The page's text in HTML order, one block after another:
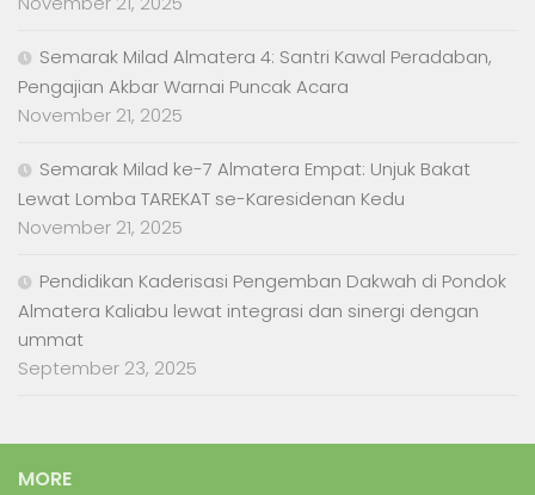
Semarak Milad Almatera 4: Santri Kawal Peradaban,
Pengajian Akbar Warnai Puncak Acara
November 21, 2025
Semarak Milad ke-7 Almatera Empat: Unjuk Bakat
Lewat Lomba TAREKAT se-Karesidenan Kedu
November 21, 2025
Pendidikan Kaderisasi Pengemban Dakwah di Pondok
Almatera Kaliabu lewat integrasi dan sinergi dengan
ummat
September 23, 2025
MORE